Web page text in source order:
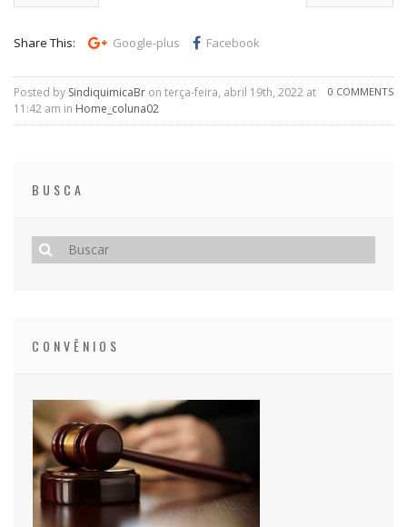
Share This: Google-plus Facebook
0 COMMENTS
Posted by SindiquimicaBr on terça-feira, abril 19th, 2022 at
11:42 am in Home_coluna02
BUSCA
CONVÊNIOS